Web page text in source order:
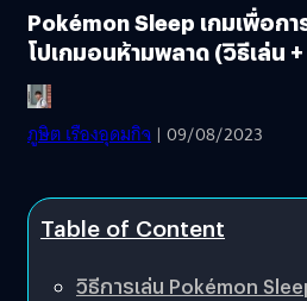
Pokémon Sleep เกมเพื่อ
โปเกมอนห้ามพลาด (วิธีเล่น
ภูษิต เรืองอุดมกิจ | 09/08/2023
Table of Content
วิธีการเล่น Pokémon